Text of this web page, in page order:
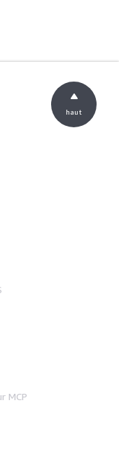
MCP
haut